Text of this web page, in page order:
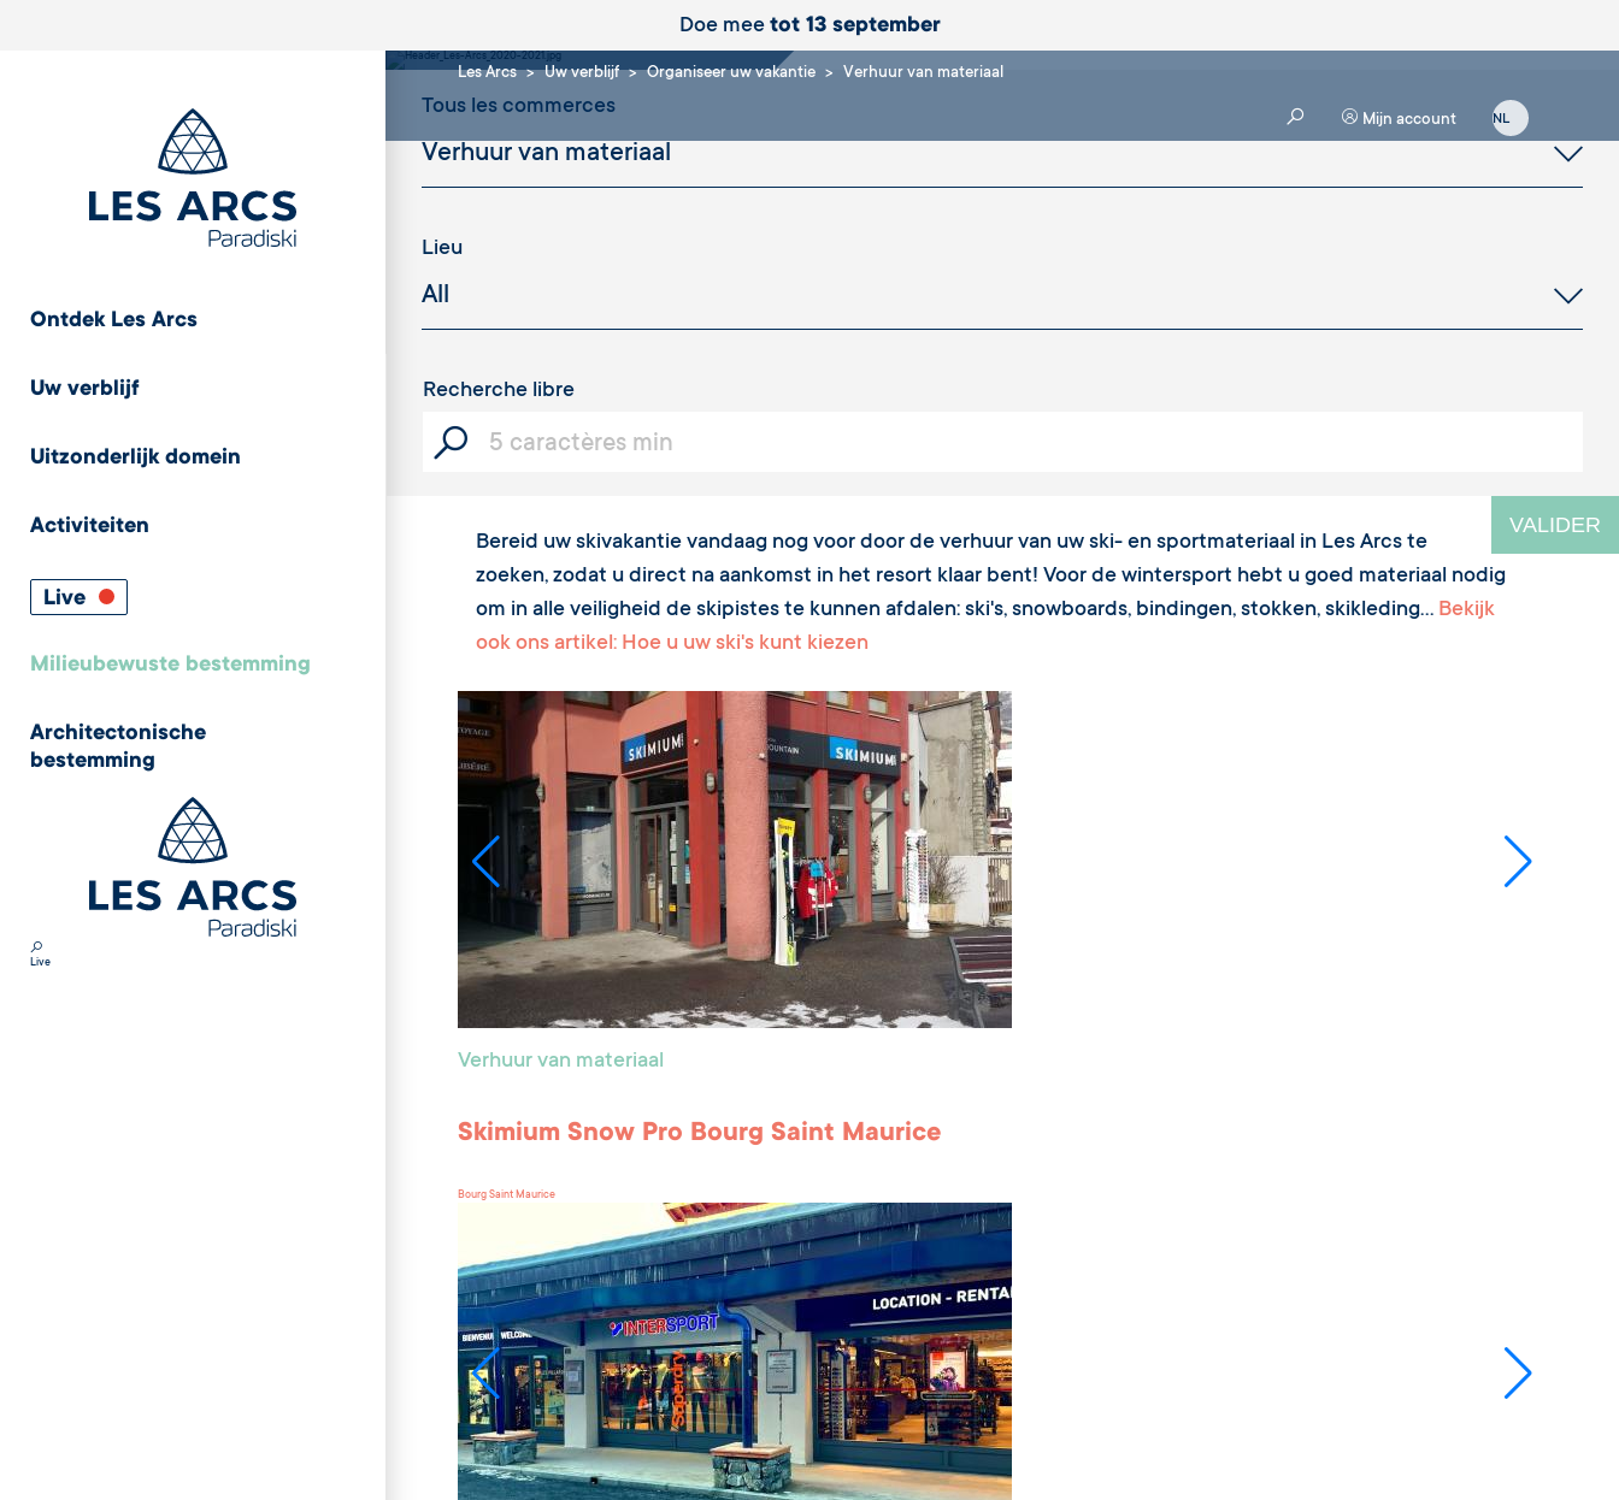
Doe mee tot 13 september
Ontdek Les Arcs
Uw verblijf
Uitzonderlijk domein
Activiteiten
Live
Milieubewuste bestemming
Architectonische
bestemming
Live
Les Arcs Uw verblijf Organiseer uw vakantie Verhuur van materiaal
Mijn account
Tous les commerces
Lieu
Recherche libre
VALIDER
Bereid uw skivakantie vandaag nog voor door de verhuur van uw ski- en sportmateriaal in Les Arcs te
zoeken, zodat u direct na aankomst in het resort klaar bent! Voor de wintersport hebt u goed materiaal nodig
om in alle veiligheid de skipistes te kunnen afdalen: ski's, snowboards, bindingen, stokken, skikleding... Bekijk
ook ons artikel: Hoe u uw ski's kunt kiezen
Verhuur van materiaal
Skimium Snow Pro Bourg Saint Maurice
Bourg Saint Maurice